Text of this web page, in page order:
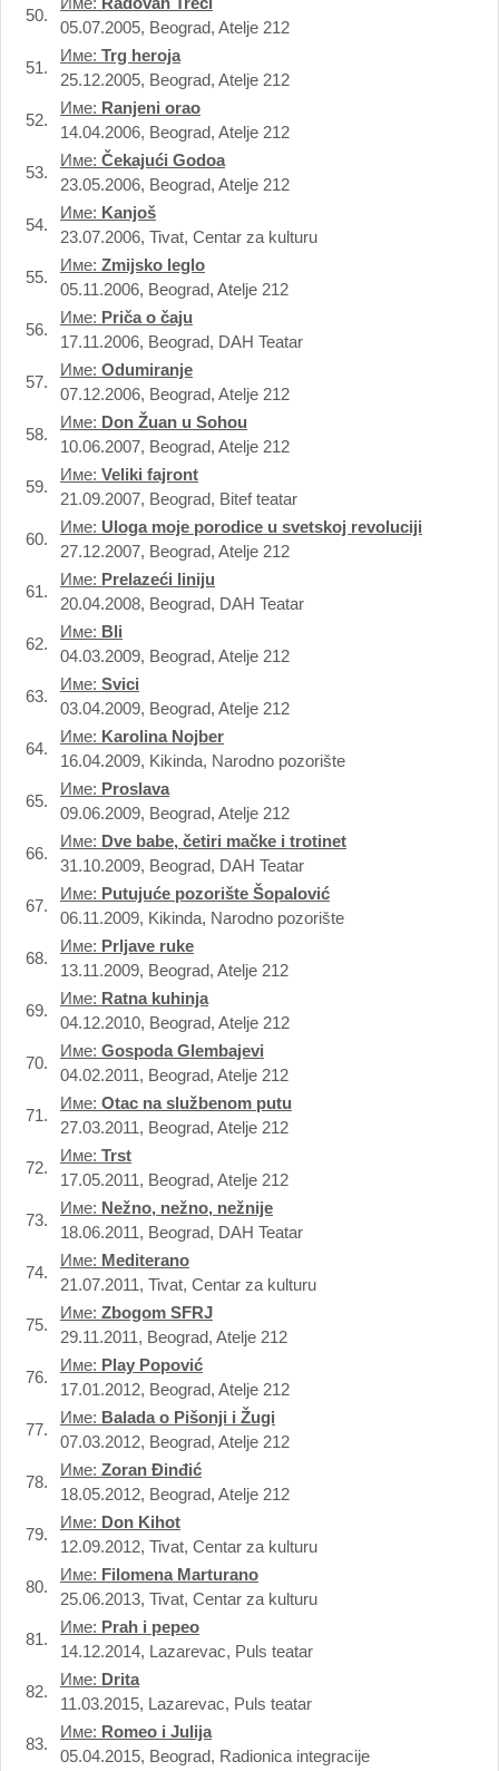
50.
05.07.2005, Beograd, Atelje 212
51.
Име: Trg heroja
25.12.2005, Beograd, Atelje 212
52.
Име: Ranjeni orao
14.04.2006, Beograd, Atelje 212
53.
Име: Čekajući Godoa
23.05.2006, Beograd, Atelje 212
54.
Име: Kanjoš
23.07.2006, Tivat, Centar za kulturu
55.
Име: Zmijsko leglo
05.11.2006, Beograd, Atelje 212
56.
Име: Priča o čaju
17.11.2006, Beograd, DAH Teatar
57.
Име: Odumiranje
07.12.2006, Beograd, Atelje 212
58.
Име: Don Žuan u Sohou
10.06.2007, Beograd, Atelje 212
59.
Име: Veliki fajront
21.09.2007, Beograd, Bitef teatar
60.
Име: Uloga moje porodice u svetskoj revoluciji
27.12.2007, Beograd, Atelje 212
61.
Име: Prelazeći liniju
20.04.2008, Beograd, DAH Teatar
62.
Име: Bli
04.03.2009, Beograd, Atelje 212
63.
Име: Svici
03.04.2009, Beograd, Atelje 212
64.
Име: Karolina Nojber
16.04.2009, Kikinda, Narodno pozorište
65.
Име: Proslava
09.06.2009, Beograd, Atelje 212
66.
Име: Dve babe, četiri mačke i trotinet
31.10.2009, Beograd, DAH Teatar
67.
Име: Putujuće pozorište Šopalović
06.11.2009, Kikinda, Narodno pozorište
68.
Име: Prljave ruke
13.11.2009, Beograd, Atelje 212
69.
Име: Ratna kuhinja
04.12.2010, Beograd, Atelje 212
70.
Име: Gospoda Glembajevi
04.02.2011, Beograd, Atelje 212
71.
Име: Otac na službenom putu
27.03.2011, Beograd, Atelje 212
72.
Име: Trst
17.05.2011, Beograd, Atelje 212
73.
Име: Nežno, nežno, nežnije
18.06.2011, Beograd, DAH Teatar
74.
Име: Mediterano
21.07.2011, Tivat, Centar za kulturu
75.
Име: Zbogom SFRJ
29.11.2011, Beograd, Atelje 212
76.
Име: Play Popović
17.01.2012, Beograd, Atelje 212
77.
Име: Balada o Pišonji i Žugi
07.03.2012, Beograd, Atelje 212
78.
Име: Zoran Đinđić
18.05.2012, Beograd, Atelje 212
79.
Име: Don Kihot
12.09.2012, Tivat, Centar za kulturu
80.
Име: Filomena Marturano
25.06.2013, Tivat, Centar za kulturu
81.
Име: Prah i pepeo
14.12.2014, Lazarevac, Puls teatar
82.
Име: Drita
11.03.2015, Lazarevac, Puls teatar
83.
Име: Romeo i Julija
05.04.2015, Beograd, Radionica integracije